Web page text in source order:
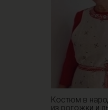
Костюм в
из рогожки и